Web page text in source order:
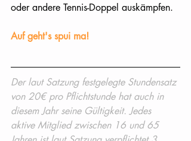
oder andere Tennis-Doppel auskämpfen.
Auf geht's spui ma!
Der laut Satzung festgelegte Stundensatz
von 20€ pro Pflichtstunde hat auch in
diesem Jahr seine Gültigkeit. Jedes
aktive Mitglied zwischen 16 und 65